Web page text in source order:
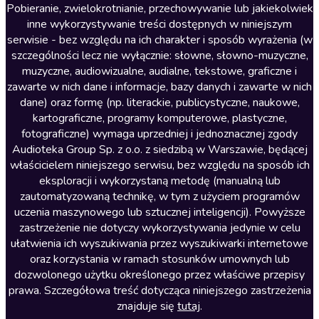
Literatura anglojęzyczna
Literatura faktu
Literatura obyczajowa
Literatura piękna obca
Literatura piękna polska
Nagrania relaksacyjne
Nauka języków
Nauki humanistyczne
Podcasty i audycje
Polityka
Prasa
Religia
Romans
Pobieranie, zwielokrotnianie, przechowywanie lub jakiekolwiek
inne wykorzystywanie treści dostępnych w niniejszym
serwisie - bez względu na ich charakter i sposób wyrażenia (w
szczególności lecz nie wyłącznie: słowne, słowno-muzyczne,
muzyczne, audiowizualne, audialne, tekstowe, graficzne i
zawarte w nich dane i informacje, bazy danych i zawarte w nich
dane) oraz formę (np. literackie, publicystyczne, naukowe,
kartograficzne, programy komputerowe, plastyczne,
fotograficzne) wymaga uprzedniej i jednoznacznej zgody
Audioteka Group Sp. z o.o. z siedzibą w Warszawie, będącej
właścicielem niniejszego serwisu, bez względu na sposób ich
eksploracji i wykorzystaną metodę (manualną lub
zautomatyzowaną technikę, w tym z użyciem programów
uczenia maszynowego lub sztucznej inteligencji). Powyższe
zastrzeżenie nie dotyczy wykorzystywania jedynie w celu
ułatwienia ich wyszukiwania przez wyszukiwarki internetowe
oraz korzystania w ramach stosunków umownych lub
dozwolonego użytku określonego przez właściwe przepisy
prawa. Szczegółowa treść dotycząca niniejszego zastrzeżenia
znajduje się tutaj.